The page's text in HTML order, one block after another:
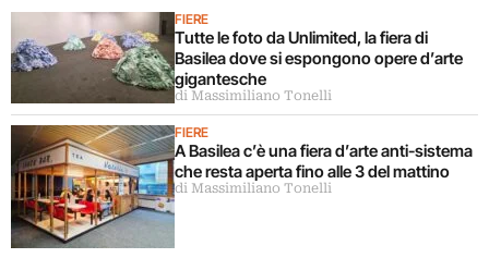
FIERE
Tutte le foto da Unlimited, la fiera di
Basilea dove si espongono opere d’arte
gigantesche
di Massimiliano Tonelli
FIERE
A Basilea c’è una fiera d’arte anti-sistema
che resta aperta fino alle 3 del mattino
di Massimiliano Tonelli